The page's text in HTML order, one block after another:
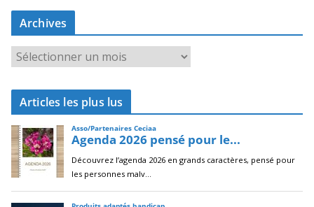
Archives
r
c
i
v
e
s
Articles les plus lus